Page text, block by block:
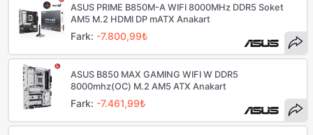
ASUS PRIME B850M-A WIFI 8000MHz DDR5 Soket
AM5 M.2 HDMI DP mATX Anakart
Fark: -7.800,99₺
ASUS B850 MAX GAMING WIFI W DDR5
8000mhz(OC) M.2 AM5 ATX Anakart
Fark: -7.461,99₺